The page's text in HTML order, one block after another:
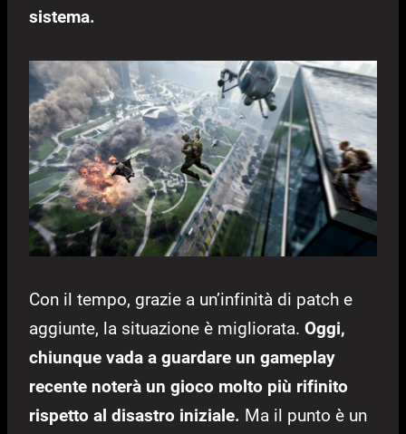
sistema.
Con il tempo, grazie a un’infinità di patch e
aggiunte, la situazione è migliorata. Oggi,
chiunque vada a guardare un gameplay
recente noterà un gioco molto più rifinito
rispetto al disastro iniziale. Ma il punto è un